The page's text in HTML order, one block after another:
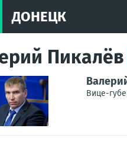
ДОНЕЦК
Пикалёв
Вице-